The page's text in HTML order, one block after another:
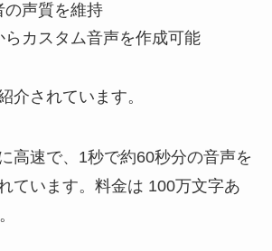
の声質を維持
らカスタム音声を作成可能
介されています。
高速で、1秒で約60秒分の音声を
ています。料金は 100万文字あ